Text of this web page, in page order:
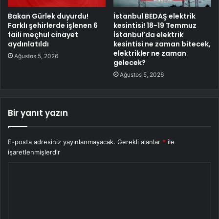
Bakan Gürlek duyurdu!
Farklı şehirlerde işlenen 6
faili meçhul cinayet
aydınlatıldı
Ağustos 5, 2026
İstanbul BEDAŞ elektrik
kesintisi! 18-19 Temmuz
İstanbul’da elektrik
kesintisi ne zaman bitecek,
elektrikler ne zaman
gelecek?
Ağustos 5, 2026
Bir yanıt yazın
E-posta adresiniz yayınlanmayacak. Gerekli alanlar * ile
işaretlenmişlerdir